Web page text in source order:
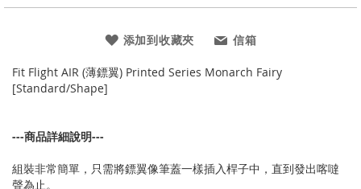
添加到收藏夾 信箱
Fit Flight AIR (薄鏢翼) Printed Series Monarch Fairy
[Standard/Shape]
---商品詳細說明---
組裝非常簡單，只需將鏢翼像筆蓋一樣插入桿子中，直到發出喀噠
聲為止。